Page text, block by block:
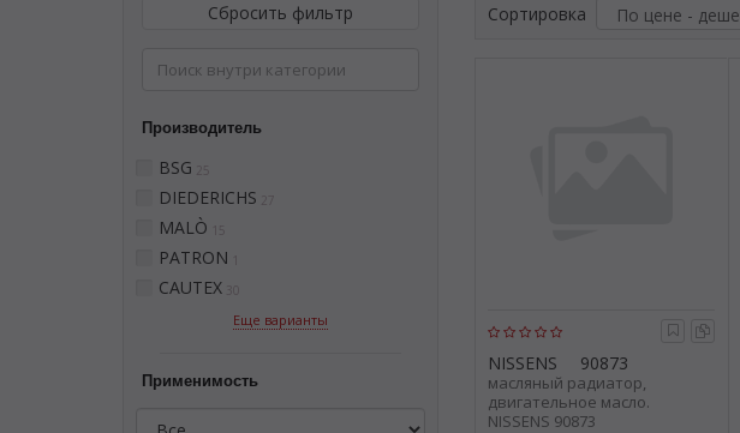
Сбросить фильтр
Производитель
BSG 25
DIEDERICHS 27
MALÒ 15
PATRON 1
CAUTEX
Еще варианты
Применимость
Сортировка
NISSENS 90873
масляный радиатор,
двигательное масло.
NISSENS 90873